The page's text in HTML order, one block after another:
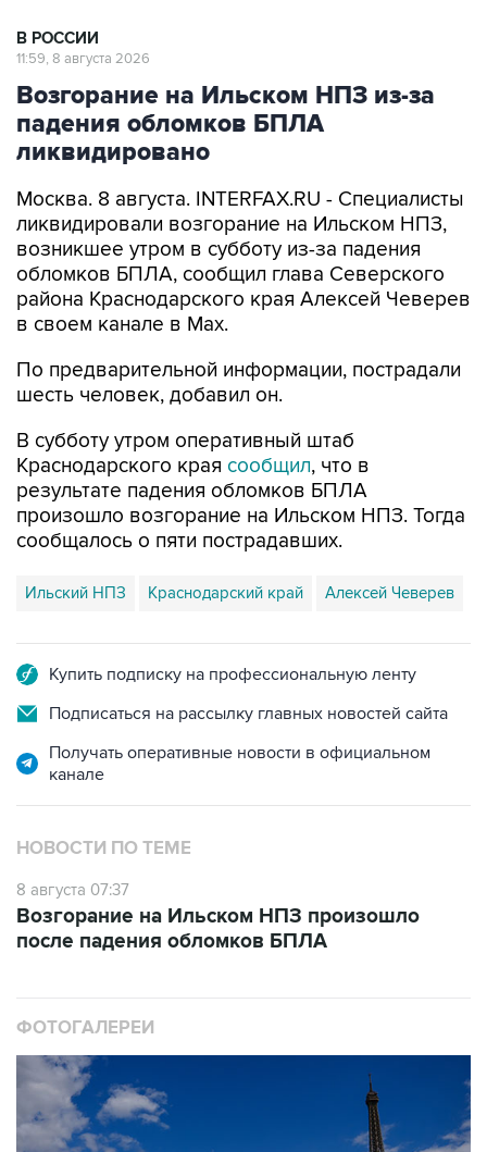
В РОССИИ
11:59, 8 августа 2026
Возгорание на Ильском НПЗ из-за
падения обломков БПЛА
ликвидировано
Москва. 8 августа. INTERFAX.RU - Специалисты
ликвидировали возгорание на Ильском НПЗ,
возникшее утром в субботу из-за падения
обломков БПЛА, сообщил глава Северского
района Краснодарского края Алексей Чеверев
в своем канале в Max.
По предварительной информации, пострадали
шесть человек, добавил он.
В субботу утром оперативный штаб
Краснодарского края сообщил, что в
результате падения обломков БПЛА
произошло возгорание на Ильском НПЗ. Тогда
сообщалось о пяти пострадавших.
Ильский НПЗ Краснодарский край Алексей Чеверев
Купить подписку на профессиональную ленту
Подписаться на рассылку главных новостей сайта
Получать оперативные новости в официальном
канале
НОВОСТИ ПО ТЕМЕ
8 августа 07:37
Возгорание на Ильском НПЗ произошло
после падения обломков БПЛА
ФОТОГАЛЕРЕИ